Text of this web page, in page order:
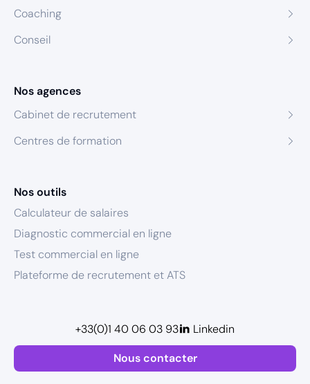
Coaching
Conseil
Nos agences
Cabinet de recrutement
Centres de formation
Nos outils
Calculateur de salaires
Diagnostic commercial en ligne
Test commercial en ligne
Plateforme de recrutement et ATS
Nous contacter
+33(0)1 40 06 03 93 Linkedin